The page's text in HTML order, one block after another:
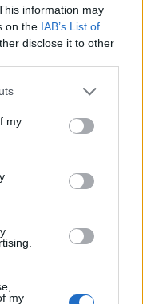
information may
on the IAB’s List of
disclose it to other
one or more Google
You may click to
third-party tags to
in below Google
my
my
esteri che
geopolitica. Nato
e mantiene